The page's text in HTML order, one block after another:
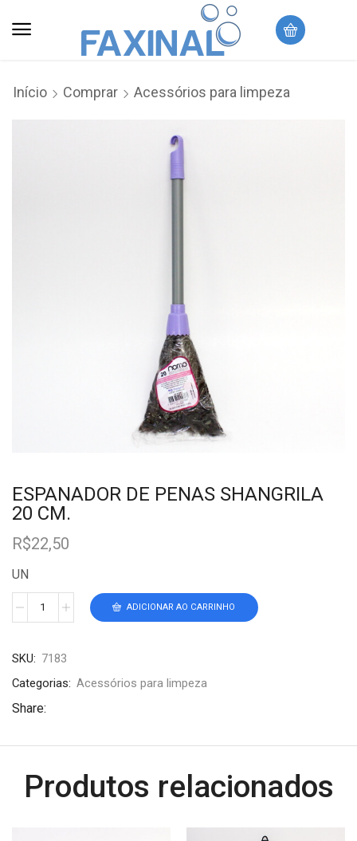
Início Comprar Acessórios para limpeza
ESPANADOR DE PENAS SHANGRILA
20 CM.
R$22,50
UN
ADICIONAR AO CARRINHO
SKU: 7183
Categorias: Acessórios para limpeza
Share:
Produtos relacionados